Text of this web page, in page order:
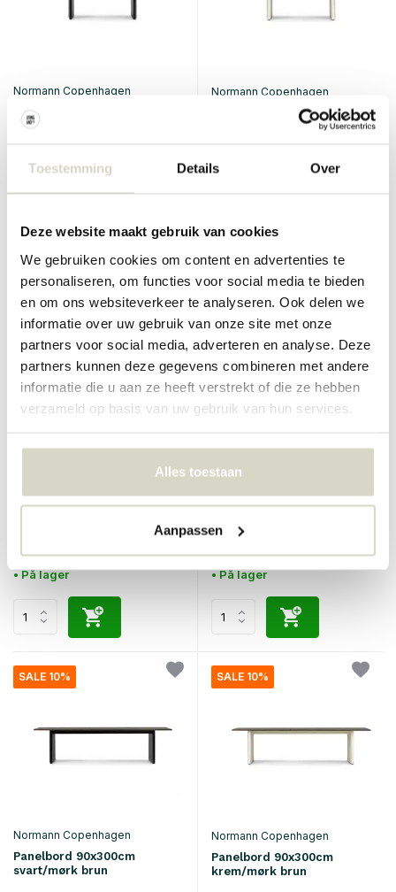
Toestemming Details Over
Deze website maakt gebruik van cookies
We gebruiken cookies om content en advertenties te
personaliseren, om functies voor social media te bieden
en om ons websiteverkeer te analyseren. Ook delen we
informatie over uw gebruik van onze site met onze
partners voor social media, adverteren en analyse. Deze
partners kunnen deze gegevens combineren met andere
informatie die u aan ze heeft verstrekt of die ze hebben
verzameld op basis van uw gebruik van hun services.
Alles toestaan
Aanpassen
Normann Copenhagen
Panelbord 90x200cm
svart/mørk brun
€1.860,00 €1.674,00
Inkl. mva
Normann Copenhagen
Panelbord 90x200cm
krem/mørk brun
€1.674,00
Inkl. mva
SALE 10%
svart/mørk brun
• På lager
SALE 10%
krem/mørk brun
€2.095,00
• På lager
SALE 10%
Normann Copenhagen
Panelbord 90x300cm
svart/mørk brun
SALE 10%
Normann Copenhagen
Panelbord 90x300cm
krem/mørk brun